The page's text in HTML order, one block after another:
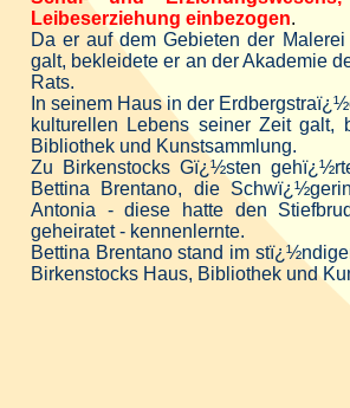
Leibeserziehung einbezogen.
Da er auf dem Gebieten der
galt, bekleidete er an der Akademie
Rats.
In seinem Haus in der
kulturellen Lebens seiner Zeit
Bibliothek und Kunstsammlung.
Zu Birkenstocks Gï¿½sten
Bettina Brentano, die
Antonia - diese hatte den
geheiratet - kennenlernte.
Bettina Brentano stand im
Birkenstocks Haus, Bibliothek und